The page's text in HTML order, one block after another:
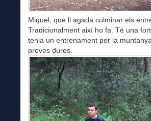
Miquel, que li agada culminar els
Tradicionalment així ho fa. Té una
tenia un entrenament per la
proves dures.